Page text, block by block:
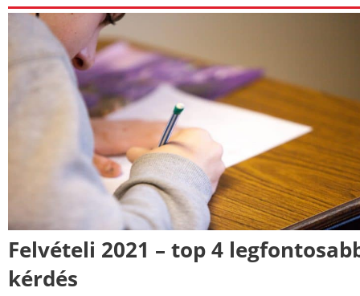
Felvételi 2021 – top 4
kérdés